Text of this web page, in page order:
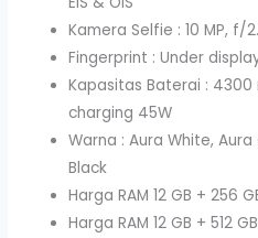
Kamera Selfie : 10 MP, f/
Fingerprint : Under
Kapasitas Baterai :
charging 45W
Warna : Aura White,
Black
Harga RAM 12 GB + 256
Harga RAM 12 GB + 512